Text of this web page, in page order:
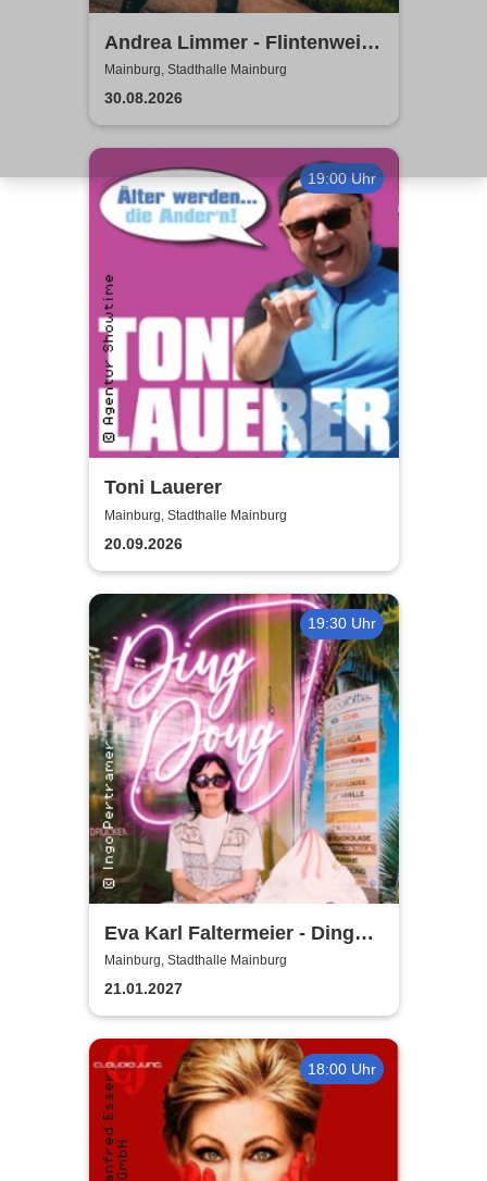
Andrea Limmer - Flintenweib
- Angst und Geld hatt´ ich
noch nie
Mainburg, Stadthalle Mainburg
30.08.2026
19:00 Uhr
Toni Lauerer
Mainburg, Stadthalle Mainburg
20.09.2026
19:30 Uhr
Eva Karl Faltermeier - Ding
Dong
Mainburg, Stadthalle Mainburg
21.01.2027
18:00 Uhr